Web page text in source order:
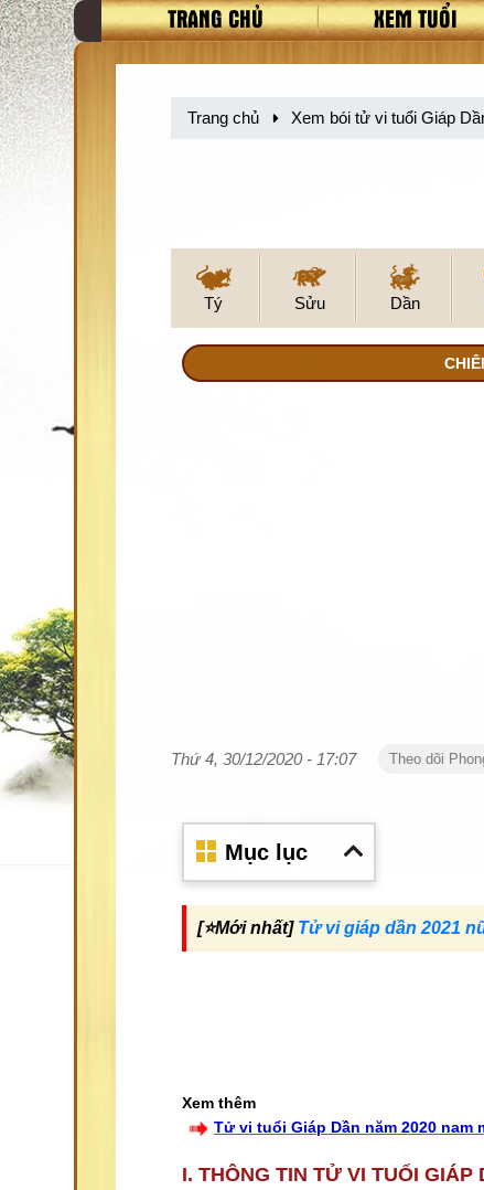
TRANG CHỦ XEM TUỔI
Trang chủ Xem bói tử vi tuổi Giáp
Tý Sửu Dần
Thứ 4, 30/12/2020 - 17:07 Theo dõi
Mục lục
[⭐️Mới nhất] Tử vi giáp dần 2021
Xem thêm
Tử vi tuổi Giáp Dần năm 2020 nam
I. THÔNG TIN TỬ VI TUỔI GIÁP